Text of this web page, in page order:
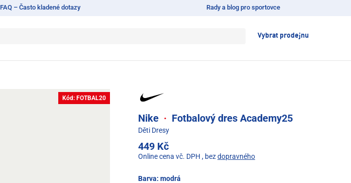
FAQ – Často kladené dotazy Rady a blog pro sportovce
Vybrat prodejnu
Kód: FOTBAL20
Nike · Fotbalový dres Academy25
Děti Dresy
449 Kč
Online cena vč. DPH , bezdopravného
Barva: modrá